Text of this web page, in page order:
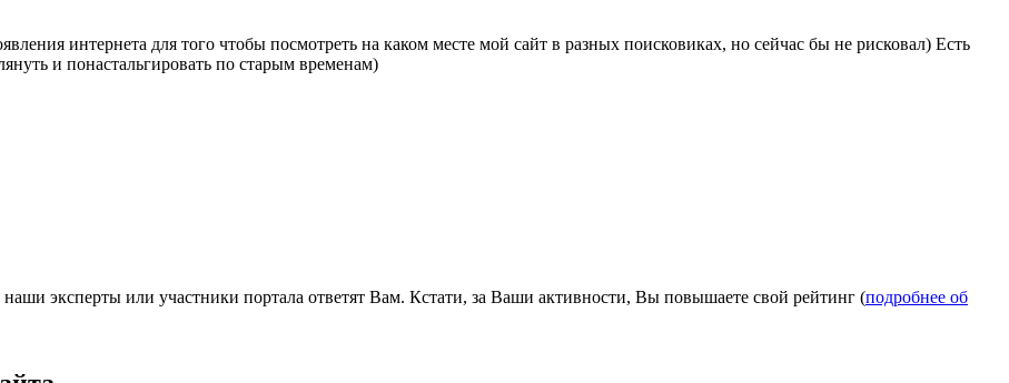
интернета для того чтобы посмотреть на каком месте мой сайт в разных поисковиках, но сейчас бы не рисковал) Есть
и понастальгировать по старым временам)
эксперты или участники портала ответят Вам. Кстати, за Ваши активности, Вы повышаете свой рейтинг (подробнее об